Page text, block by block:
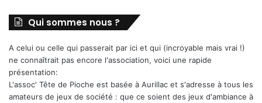
Qui sommes nous ?
A celui ou celle qui passerait par ici et qui (incroyable mais vrai !)
ne connaîtrait pas encore l'association, voici une rapide
présentation:
L'assoc' Tête de Pioche est basée à Aurillac et s'adresse à tous les
amateurs de jeux de société : que ce soient des jeux d'ambiance à